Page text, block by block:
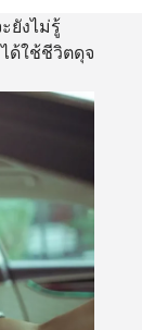
ยังไม่รู้
ด้ใช้ชีวิตดุจ